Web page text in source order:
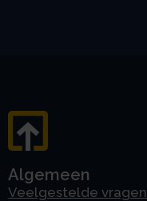
Algemeen
Veelgestelde vragen